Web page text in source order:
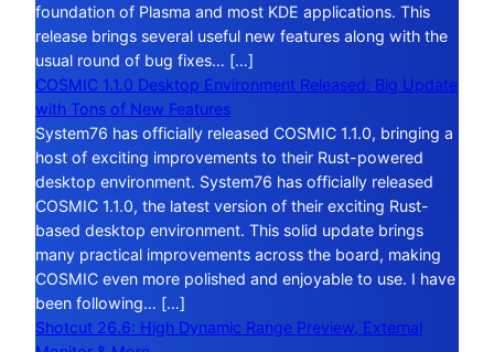
foundation of Plasma and most KDE applications. This
release brings several useful new features along with the
usual round of bug fixes… […]
COSMIC 1.1.0 Desktop Environment Released: Big Update
with Tons of New Features
System76 has officially released COSMIC 1.1.0, bringing a
host of exciting improvements to their Rust-powered
desktop environment. System76 has officially released
COSMIC 1.1.0, the latest version of their exciting Rust-
based desktop environment. This solid update brings
many practical improvements across the board, making
COSMIC even more polished and enjoyable to use. I have
been following… […]
Shotcut 26.6: High Dynamic Range Preview, External